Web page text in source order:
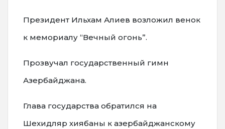
Президент Ильхам Алиев возложил венок
к мемориалу “Вечный огонь”.
Прозвучал государственный гимн
Азербайджана.
Глава государства обратился на
Шехидляр хиябаны к азербайджанскому